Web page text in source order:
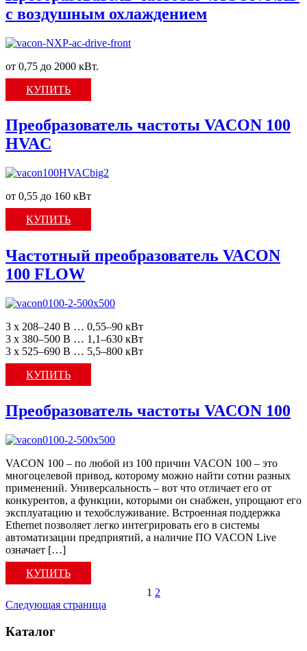
c воздушным охлаждением
от 0,75 до 2000 кВт.
КУПИТЬ
Преобразователь частоты VACON 100
HVAC
от 0,55 до 160 кВт
КУПИТЬ
Частотный преобразователь VACON
100 FLOW
3 x 208–240 В … 0,55–90 кВт
3 x 380–500 В … 1,1–630 кВт
3 x 525–690 В … 5,5–800 кВт
КУПИТЬ
Преобразователь частоты VACON 100
VACON 100 – по любой из 100 причин VACON 100 – это
многоцелевой привод, которому можно найти сотни разных
применений. Универсальность – вот что отличает его от
конкурентов, а функции, которыми он снабжен, упрощают его
эксплуатацию и техобслуживание. Встроенная поддержка
Ethernet позволяет легко интегрировать его в системы
автоматизации предприятий, а наличие ПО VACON Live
означает […]
КУПИТЬ
1 2
Следующая страница
Каталог